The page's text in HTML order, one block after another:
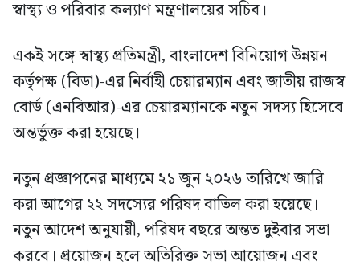
স্বাস্থ্য ও পরিবার কল্যাণ মন্ত্রণালয়ের সচিব।
একই সঙ্গে স্বাস্থ্য প্রতিমন্ত্রী, বাংলাদেশ বিনিয়োগ উন্নয়ন
কর্তৃপক্ষ (বিডা)-এর নির্বাহী চেয়ারম্যান এবং জাতীয় রাজস্ব
বোর্ড (এনবিআর)-এর চেয়ারম্যানকে নতুন সদস্য হিসেবে
অন্তর্ভুক্ত করা হয়েছে।
নতুন প্রজ্ঞাপনের মাধ্যমে ২১ জুন ২০২৬ তারিখে জারি
করা আগের ২২ সদস্যের পরিষদ বাতিল করা হয়েছে।
নতুন আদেশ অনুযায়ী, পরিষদ বছরে অন্তত দুইবার সভা
করবে। প্রয়োজন হলে অতিরিক্ত সভা আয়োজন এবং